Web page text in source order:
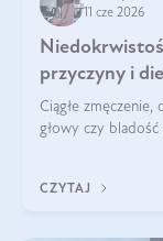
11 cze 2026
przyczyny i
Ciągłe
głowy czy
CZYTAJ